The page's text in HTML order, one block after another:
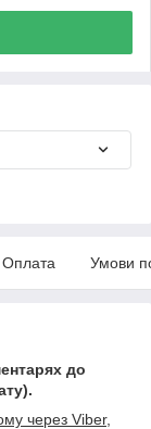
Оплата Умови
до
через Viber,